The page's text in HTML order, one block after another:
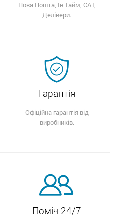
Нова Пошта, Ін Тайм, САТ,
Делівери.
Гарантія
Офіційна гарантія від
виробників.
Поміч 24/7